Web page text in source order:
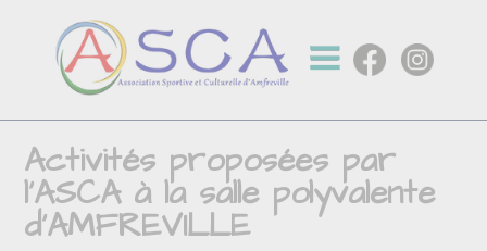
Activités proposées par
l'ASCA à la salle polyvalente
d'AMFREVILLE